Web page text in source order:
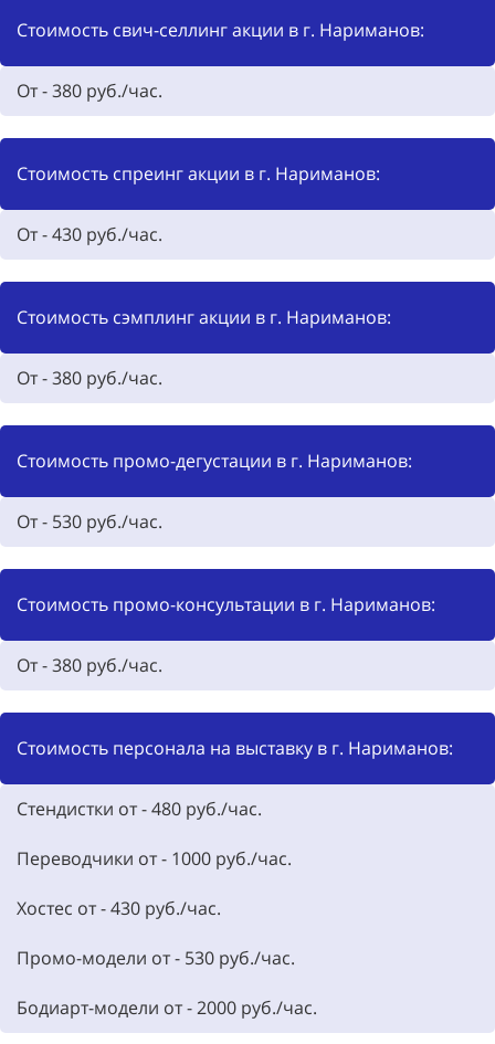
Стоимость свич-селлинг акции в г. Нариманов:
От - 380 руб./час.
Стоимость спреинг акции в г. Нариманов:
От - 430 руб./час.
Стоимость сэмплинг акции в г. Нариманов:
От - 380 руб./час.
Стоимость промо-дегустации в г. Нариманов:
От - 530 руб./час.
Стоимость промо-консультации в г. Нариманов:
От - 380 руб./час.
Стоимость персонала на выставку в г. Нариманов:
Стендистки от - 480 руб./час.
Переводчики от - 1000 руб./час.
Хостес от - 430 руб./час.
Промо-модели от - 530 руб./час.
Бодиарт-модели от - 2000 руб./час.